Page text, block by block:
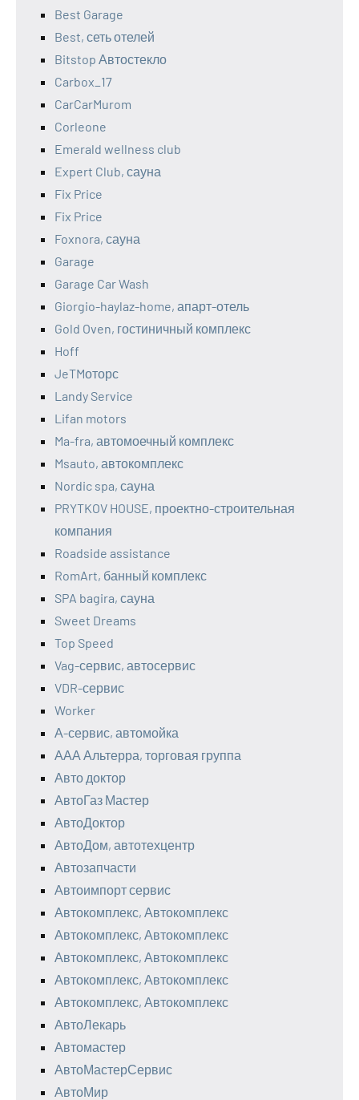
Best Garage
Best, сеть отелей
Bitstop Автостекло
Carbox_17
CarCarMurom
Corleone
Emerald wellness club
Expert Club, сауна
Fix Price
Fix Price
Foxnora, сауна
Garage
Garage Car Wash
Giorgio-haylaz-home, апарт-отель
Gold Oven, гостиничный комплекс
Hoff
JeTMоторс
Landy Service
Lifan motors
Ma-fra, автомоечный комплекс
Msauto, автокомплекс
Nordic spa, сауна
PRYTKOV HOUSE, проектно-строительная
компания
Roadside assistance
RomArt, банный комплекс
SPA bagira, сауна
Sweet Dreams
Top Speed
Vag-сервис, автосервис
VDR-сервис
Worker
А-сервис, автомойка
ААА Альтерра, торговая группа
Авто доктор
АвтоГаз Мастер
АвтоДоктор
АвтоДом, автотехцентр
Автозапчасти
Автоимпорт сервис
Автокомплекс, Автокомплекс
Автокомплекс, Автокомплекс
Автокомплекс, Автокомплекс
Автокомплекс, Автокомплекс
Автокомплекс, Автокомплекс
АвтоЛекарь
Автомастер
АвтоМастерСервис
АвтоМир